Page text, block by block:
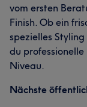
vom ersten
Finish. Ob ein
spezielles
du
Niveau.
Nächste